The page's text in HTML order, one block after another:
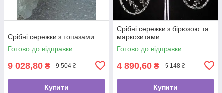
Срібні сережки з топазами
Готово до відправки
9 028,80 ₴ 9 504 ₴
Купити
Срібні сережки з бірюзою та
маркозитами
Готово до відправки
4 890,60 ₴ 5 148 ₴
Купити